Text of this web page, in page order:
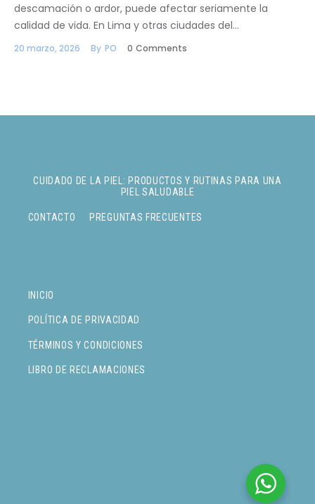
descamación o ardor, puede afectar seriamente la
calidad de vida. En Lima y otras ciudades del…
20 marzo, 2026 By PO 0 Comments
INICIO
POLÍTICA DE PRIVACIDAD
TÉRMINOS Y CONDICIONES
LIBRO DE RECLAMACIONES
CUIDADO DE LA PIEL: PRODUCTOS Y RUTINAS PARA UNA
PIEL SALUDABLE
CONTACTO PREGUNTAS FRECUENTES